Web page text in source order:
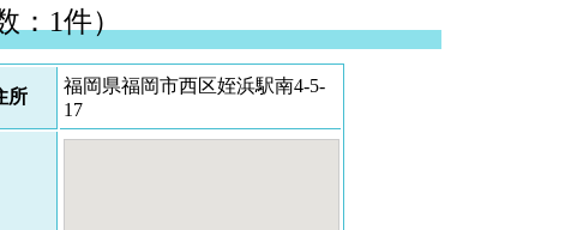
：1件）
所
福岡県福岡市西区姪浜駅南4-5-
17